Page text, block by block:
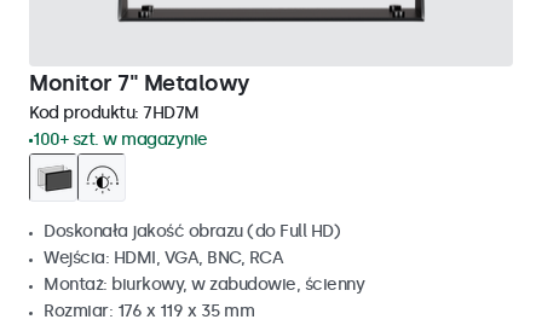
Monitor 7" Metalowy
Kod produktu: 7HD7M
100+ szt. w magazynie
Doskonała jakość obrazu (do Full HD)
Wejścia: HDMI, VGA, BNC, RCA
Montaż: biurkowy, w zabudowie, ścienny
Rozmiar: 176 x 119 x 35 mm